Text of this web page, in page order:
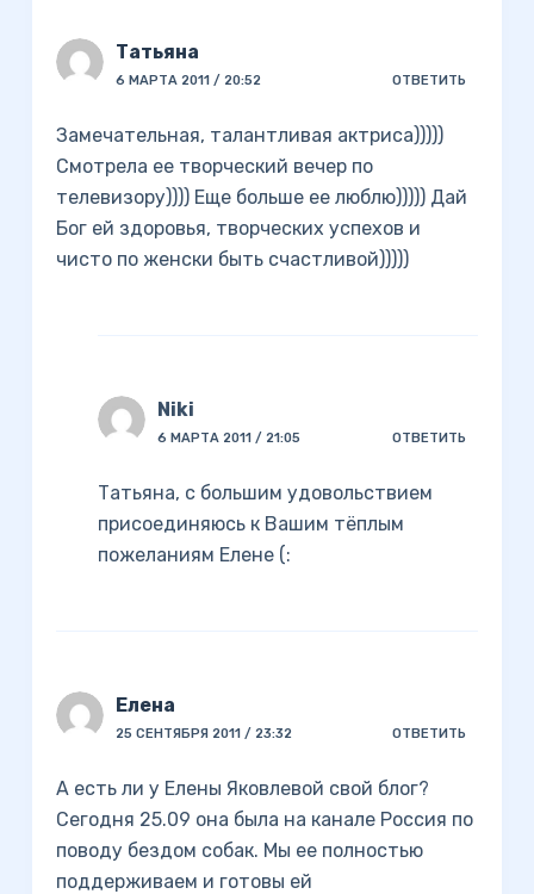
Татьяна
6 МАРТА 2011 / 20:52 ОТВЕТИТЬ
Замечательная, талантливая актриса)))))
Смотрела ее творческий вечер по
телевизору)))) Еще больше ее люблю))))) Дай
Бог ей здоровья, творческих успехов и
чисто по женски быть счастливой)))))
Niki
6 МАРТА 2011 / 21:05 ОТВЕТИТЬ
Татьяна, с большим удовольствием
присоединяюсь к Вашим тёплым
пожеланиям Елене (:
Елена
25 СЕНТЯБРЯ 2011 / 23:32 ОТВЕТИТЬ
А есть ли у Елены Яковлевой свой блог?
Сегодня 25.09 она была на канале Россия по
поводу бездом собак. Мы ее полностью
поддерживаем и готовы ей